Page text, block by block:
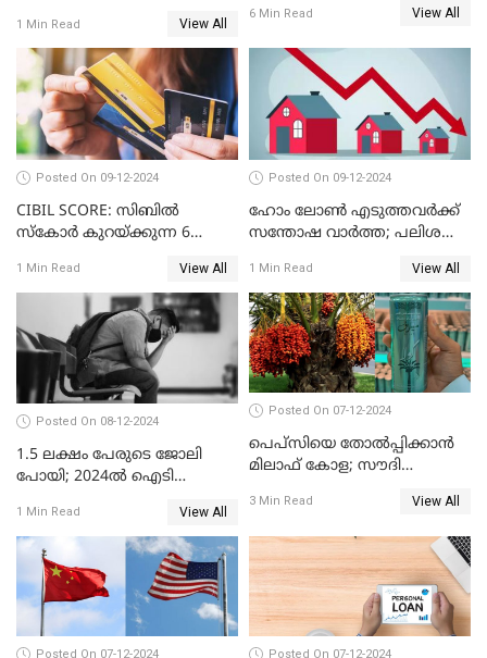
അമേരിക്കയേയും ഞെട്ടിച്ച്
ചൈനീസ് കാറുകൾ
1 Min Read View All
6 Min Read View All
Posted On 09-12-2024
CIBIL SCORE: സിബിൽ
സ്കോർ കുറയ്ക്കുന്ന 6
1 Min Read View All
Posted On 09-12-2024
ഹോം ലോൺ എടുത്തവർക്ക്
സന്തോഷ വാർത്ത; പലിശ
1 Min Read View All
Posted On 08-12-2024
1.5 ലക്ഷം പേരുടെ ജോലി
പോയി; 2024ൽ ഐടി
1 Min Read View All
Posted On 07-12-2024
പെപ്സിയെ തോൽപ്പിക്കാൻ
മിലാഫ് കോള; സൗദി
കോളയേക്കുറിച്ച് അറിയാം
3 Min Read View All
Posted On 07-12-2024 Posted On 07-12-2024